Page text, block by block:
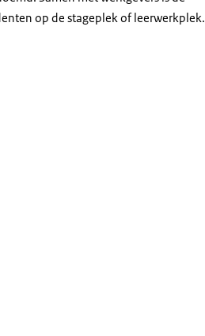
op de stageplek of leerwerkplek.